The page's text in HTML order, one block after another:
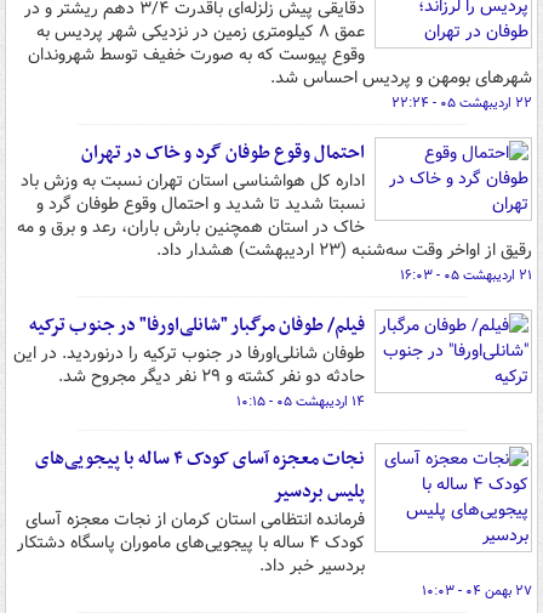
دقایقی پیش زلزله‌ای باقدرت ۳/۴ دهم ریشتر و در
عمق ۸ کیلومتری زمین در نزدیکی شهر پردیس به
وقوع پیوست که به صورت خفیف توسط شهروندان
شهرهای بومهن و پردیس احساس شد.
۲۲ اردیبهشت ۰۵ - ۲۲:۲۴
احتمال وقوع طوفان گرد و خاک در تهران
اداره کل هواشناسی استان تهران نسبت به وزش باد
نسبتا شدید تا شدید و احتمال وقوع طوفان گرد و
خاک در استان همچنین بارش باران،‌ رعد و برق و مه
رقیق از اواخر وقت سه‌شنبه (۲۳ اردیبهشت) هشدار داد.
۲۱ اردیبهشت ۰۵ - ۱۶:۰۳
فیلم/ طوفان مرگبار "شانلی‌اورفا" در جنوب ترکیه
طوفان شانلی‌اورفا در جنوب ترکیه را درنوردید. در این
حادثه دو نفر کشته و ۲۹ نفر دیگر مجروح شد.
۱۴ اردیبهشت ۰۵ - ۱۰:۱۵
نجات معجزه آسای کودک ۴ ساله با پیجویی‌های
پلیس بردسیر
فرمانده انتظامی استان کرمان از نجات معجزه آسای
کودک ۴ ساله با پیجویی‌های ماموران پاسگاه دشتکار
بردسیر خبر داد.
۲۷ بهمن ۰۴ - ۱۰:۰۳